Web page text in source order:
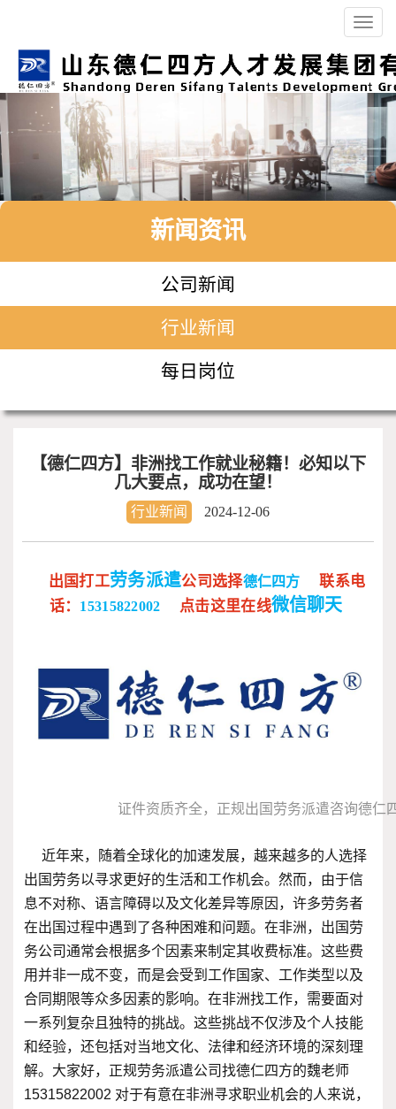
新闻资讯
公司新闻
行业新闻
每日岗位
【德仁四方】非洲找工作就业秘籍！必知以下
几大要点，成功在望！
行业新闻 2024-12-06
出国打工劳务派遣公司 选择德仁四方
联系电
话： 15315822002 点击这里在线微信聊天
证件资质齐全，正规出国劳务派遣咨询德仁
近年来，随着全球化的加速发展，越来越多的人选择
出国劳务以寻求更好的生活和工作机会。然而，由于信
息不对称、语言障碍以及文化差异等原因，许多劳务者
在出国过程中遇到了各种困难和问题。在非洲，出国劳
务公司通常会根据多个因素来制定其收费标准。这些费
用并非一成不变，而是会受到工作国家、工作类型以及
合同期限等众多因素的影响。在非洲找工作，需要面对
一系列复杂且独特的挑战。这些挑战不仅涉及个人技能
和经验，还包括对当地文化、法律和经济环境的深刻理
解。大家好，正规劳务派遣公司找德仁四方的魏老师
15315822002 对于有意在非洲寻求职业机会的人来说，